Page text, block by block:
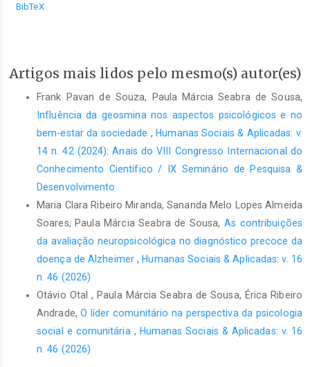
BibTeX
Artigos mais lidos pelo mesmo(s) autor(es)
Frank Pavan de Souza, Paula Márcia Seabra de Sousa,
Influência da geosmina nos aspectos psicológicos e no
bem-estar da sociedade , Humanas Sociais & Aplicadas: v.
14 n. 42 (2024): Anais do VIII Congresso Internacional do
Conhecimento Científico / IX Seminário de Pesquisa &
Desenvolvimento
Maria Clara Ribeiro Miranda, Sananda Melo Lopes Almeida
Soares, Paula Márcia Seabra de Sousa,As contribuições
da avaliação neuropsicológica no diagnóstico precoce da
doença de Alzheimer, Humanas Sociais & Aplicadas: v. 16
n. 46 (2026)
Otávio Otal , Paula Márcia Seabra de Sousa, Érica Ribeiro
Andrade,O líder comunitário na perspectiva da psicologia
social e comunitária , Humanas Sociais & Aplicadas: v. 16
n. 46 (2026)